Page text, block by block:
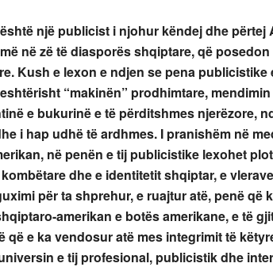
një publicist i njohur këndej dhe
në zë të diasporës shqiptare, që
Kush e lexon e ndjen se pena publicistike
“makinën” prodhimtare,
e bukurinë e të përditshmes njerëzore,
i hap udhë të ardhmes. I pranishëm në
në penën e tij publicistike lexohet
dhe e identitetit shqiptar, e
për ta shprehur, e ruajtur atë, penë që
amerikan e botës amerikane, e të
që e ka vendosur atë mes integrimit të
e tij profesional, publicistik dhe